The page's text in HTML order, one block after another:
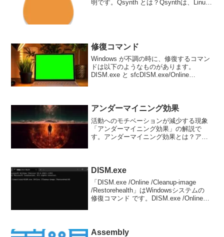
明です。Qsynth とは？Qsynthは、Linux
修復コマンド
Windows が不調の時に、修復するコマン
ドは以下のようなものがあります。
DISM.exe と sfcDISM.exe/Online
アンダーマイニング効果
活動へのモチベーションが減少する現象
「アンダーマイニング効果」の解説で
す。アンダーマイニング効果とは？アン
ベーションが減少する現象で...
DISM.exe
「DISM.exe /Online /Cleanup-image
/Restorehealth」はWindowsシステムの
修復コマンド です。DISM.exe /Online
Assembly